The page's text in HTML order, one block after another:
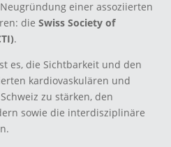
einer assoziierten
die Swiss Society of
.
es, die Sichtbarkeit und den
kardiovaskulären und
zu stärken, den
sowie die interdisziplinäre